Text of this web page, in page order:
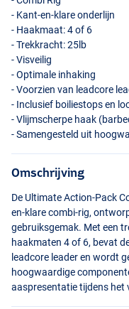
- Kant-en-klare onderlijn
- Haakmaat: 4 of 6
- Trekkracht: 25lb
- Visveilig
- Optimale inhaking
- Voorzien van leadcore
- Inclusief boiliestops en
- Vlijmscherpe haak
- Samengesteld uit
Omschrijving
De Ultimate Action-Pack
en-klare combi-rig,
gebruiksgemak. Met een
haakmaten 4 of 6, bevat
leadcore leader en wordt
hoogwaardige
aaspresentatie tijdens het